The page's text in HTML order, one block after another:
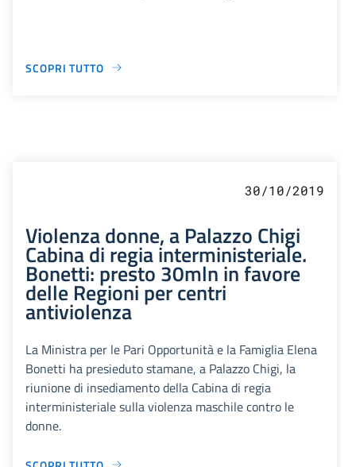
SCOPRI TUTTO
30/10/2019
Violenza donne, a Palazzo Chigi
Cabina di regia interministeriale.
Bonetti: presto 30mln in favore
delle Regioni per centri
antiviolenza
La Ministra per le Pari Opportunità e la Famiglia Elena
Bonetti ha presieduto stamane, a Palazzo Chigi, la
riunione di insediamento della Cabina di regia
interministeriale sulla violenza maschile contro le
donne.